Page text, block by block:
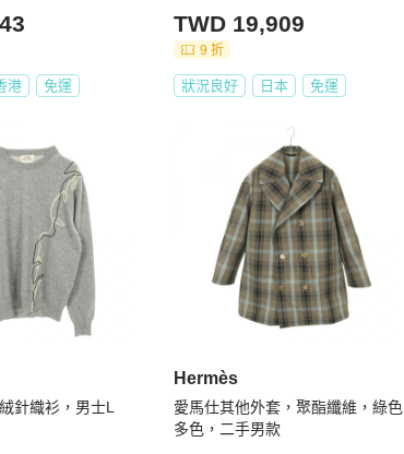
港 免運
TWD 19,909
9 折
狀況良好 日本 免運
針織衫，男士L
Hermès
愛馬仕其他外套，聚酯纖維，綠色
多色，二手男款